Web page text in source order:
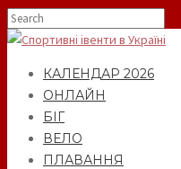
КАЛЕНДАР 2026
ОНЛАЙН
БІГ
ВЕЛО
ПЛАВАННЯ